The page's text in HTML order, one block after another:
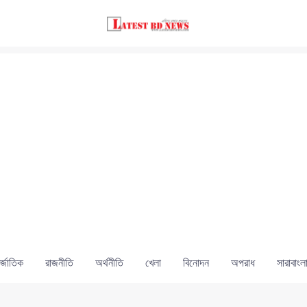
রাজনীতি অর্থনীতি খেলা বিনোদন অপরাধ সারাবাংলা